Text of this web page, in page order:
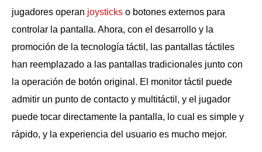
jugadores operan joysticks o botones externos para
controlar la pantalla. Ahora, con el desarrollo y la
promoción de la tecnología táctil, las pantallas táctiles
han reemplazado a las pantallas tradicionales junto con
la operación de botón original. El monitor táctil puede
admitir un punto de contacto y multitáctil, y el jugador
puede tocar directamente la pantalla, lo cual es simple y
rápido, y la experiencia del usuario es mucho mejor.